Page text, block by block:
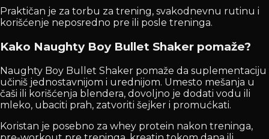
Praktičan je za torbu za trening, svakodnevnu rutinu i
korišćenje neposredno pre ili posle treninga.
Kako Naughty Boy Bullet Shaker pomaže?
Naughty Boy Bullet Shaker pomaže da suplementaciju
učiniš jednostavnijom i urednijom. Umesto mešanja u
čaši ili korišćenja blendera, dovoljno je dodati vodu ili
mleko, ubaciti prah, zatvoriti šejker i promućkati.
Koristan je posebno za whey protein nakon treninga,